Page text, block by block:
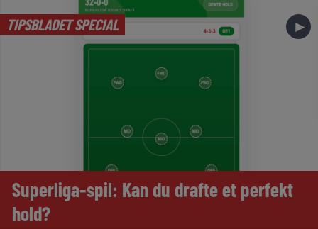
TIPSBLADET SPECIAL ►
Superliga-spil: Kan du drafte et perfekt
hold?